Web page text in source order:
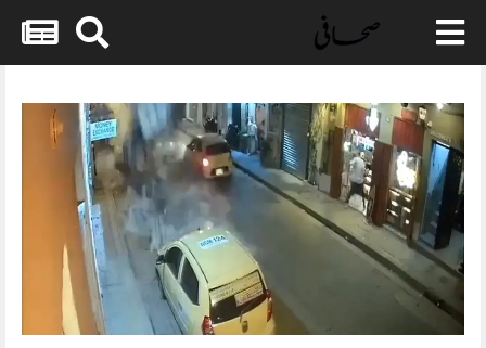
Skip
content